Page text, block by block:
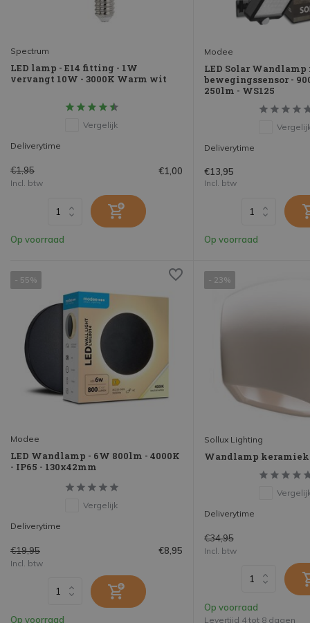
Spectrum
LED lamp - E14 fitting - 1W
vervangt 10W - 3000K Warm wit
Vergelijk
Deliverytime
€1,95 €1,00
Incl. btw
Op voorraad
Modee
LED Solar Wandlamp
bewegingssensor -
250lm - WS125
Deliverytime
€13,95
Incl. btw
Op voorraad
- 55%
Modee
LED Wandlamp - 6W 800lm - 4000K
- IP65 - 130x42mm
Vergelijk
Deliverytime
€19,95 €8,95
Incl. btw
Op voorraad
- 23%
Sollux Lighting
Wandlamp keramiek
Deliverytime
€34,95
Incl. btw
Op voorraad
Levertijd 4 tot 8 dagen